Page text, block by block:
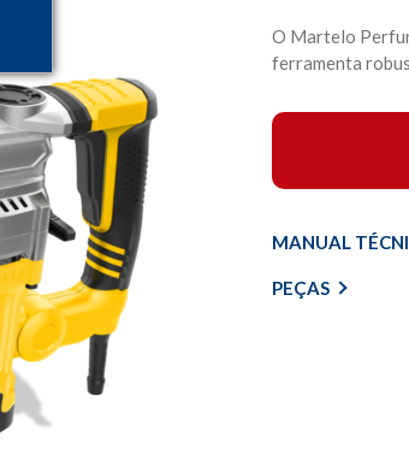
O Martelo
ferramenta
MANUAL
PEÇAS